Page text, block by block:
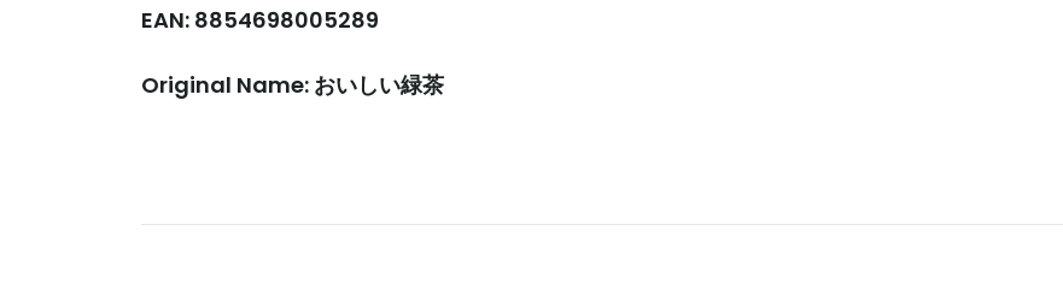
EAN: 8854698005289
Original Name: おいしい緑茶